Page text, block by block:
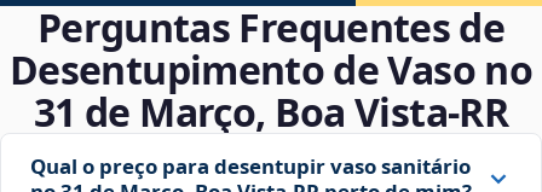
Perguntas Frequentes de
Desentupimento de Vaso no
31 de Março, Boa Vista‑RR
Qual o preço para desentupir vaso sanitário